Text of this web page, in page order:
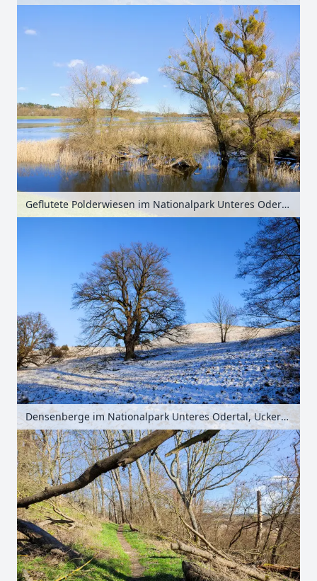
Geflutete Polderwiesen im Nationalpark Unteres Odertal, Uckermark, Brandenburg, Deutschland
Densenberge im Nationalpark Unteres Odertal, Uckermark, Brandenburg, Deutschland